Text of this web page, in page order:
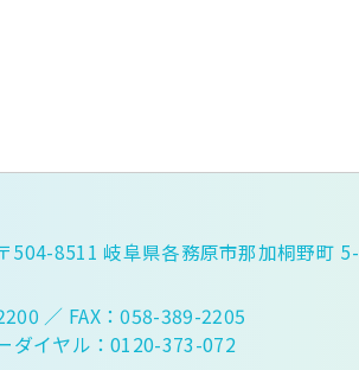
8511 岐阜県各務原市那加桐野町 5-
／ FAX：058-389-2205
ダイヤル：0120-373-072